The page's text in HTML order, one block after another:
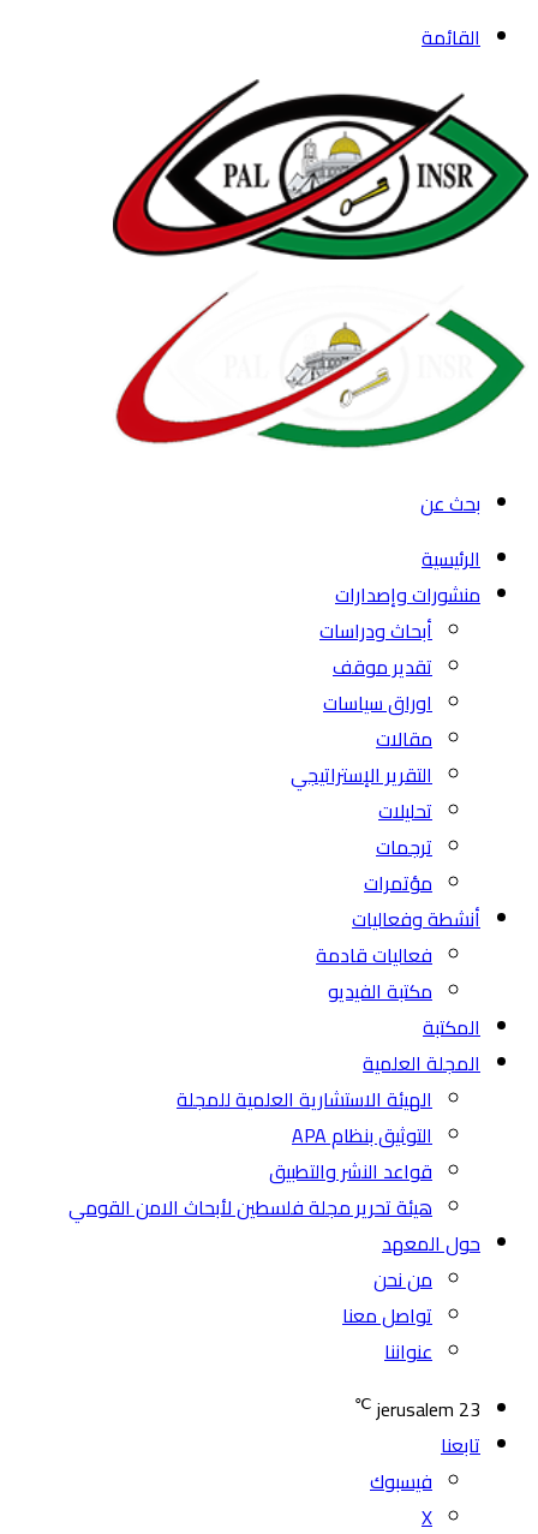
القائمة
بحث عن
الرئيسية
منشورات وإصدارات
أبحاث ودراسات
تقدير موقف
اوراق سياسات
مقالات
التقرير الإستراتيجي
تحليلات
ترجمات
مؤتمرات
أنشطة وفعاليات
فعاليات قادمة
مكتبة الفيديو
المكتبة
المجلة العلمية
الهيئة الاستشارية العلمية للمجلة
التوثيق بنظام APA
قواعد النشر والتطبيق
هيئة تحرير مجلة فلسطين لأبحاث الامن القومي
حول المعهد
من نحن
تواصل معنا
عنواننا
jerusalem 23
℃
تابعنا
فيسبوك
‫X